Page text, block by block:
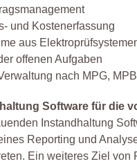
und Kostenerfassung
aus
offenen Aufgaben
nach MPG,
Software für die
Instandhaltung
Reporting und
Ein weiteres Ziel